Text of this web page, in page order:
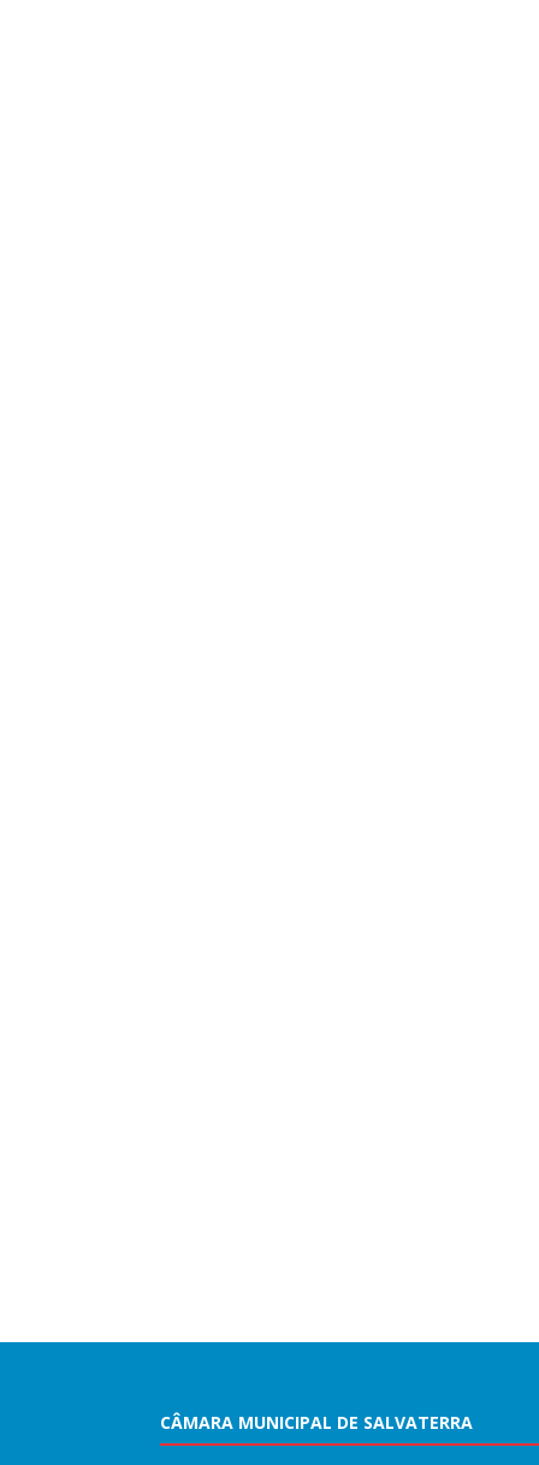
CÂMARA MUNICIPAL DE SALVATERRA